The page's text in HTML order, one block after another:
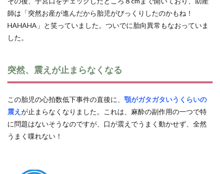
師は「突然お産が進んだから胎児がびっくりしたのかもね！
HAHAHA」と笑っていました。ついでに胎向異常もなおっていま
した。
突然、震えが止まらなくなる
この胎児の心拍数低下事件の直後に、 顎がガタガタいうくらいの
震え が止まらなくなりました。これは、麻酔の副作用の一つで特
に問題はないそうなのですが、口が震えでうまく動かせず、全然
うまく喋れない！